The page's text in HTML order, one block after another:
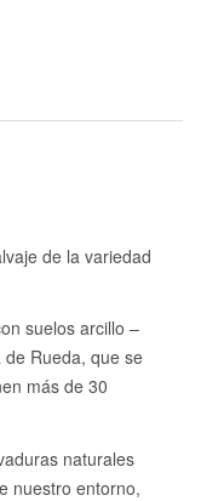
de la variedad
suelos arcillo –
Rueda, que se
más de 30
naturales
nuestro entorno,